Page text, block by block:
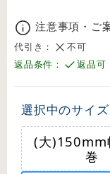
注意事項・ご
代引き：
不可
返品条件：
返品可
選択中のサイズ
(大)150mm
巻